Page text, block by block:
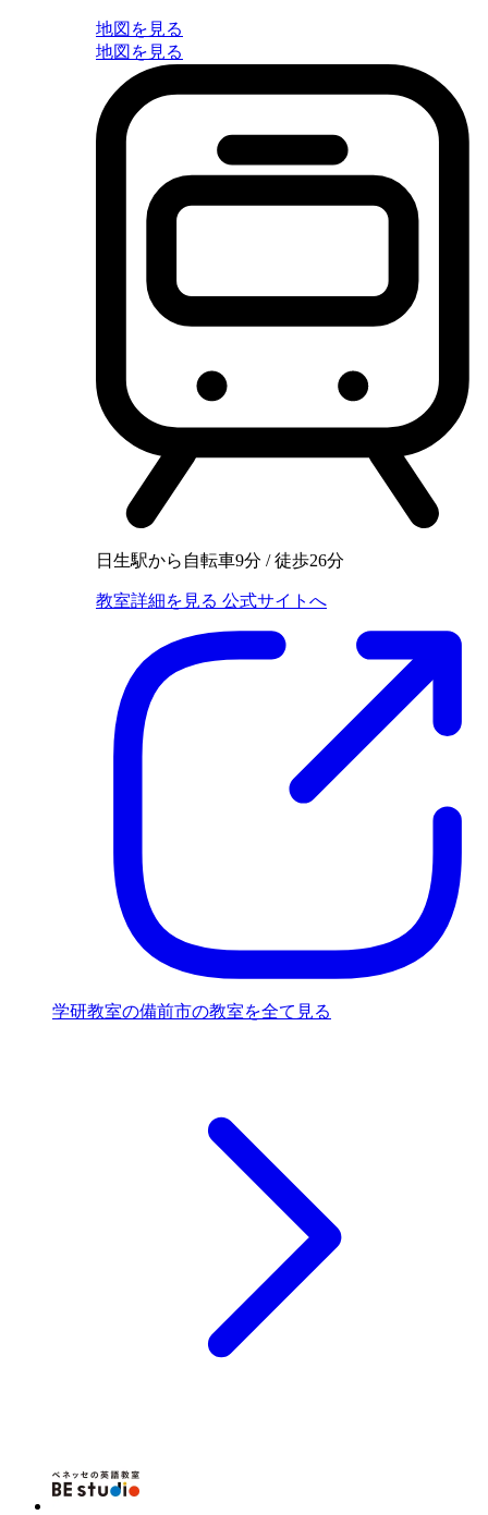
地図を見る
地図を見る
日生駅から自転車9分 / 徒歩26分
教室詳細を見る 公式サイトへ
学研教室の備前市の教室を全て見る